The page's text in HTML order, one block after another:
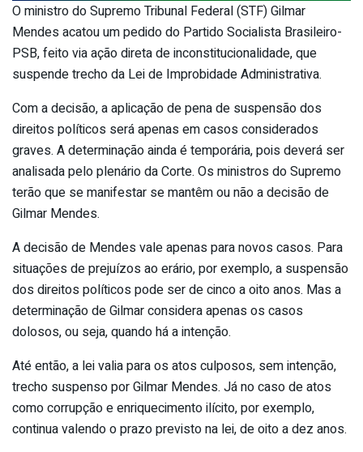
O ministro do Supremo Tribunal Federal (STF) Gilmar
Mendes acatou um pedido do Partido Socialista Brasileiro-
PSB, feito via ação direta de inconstitucionalidade, que
suspende trecho da Lei de Improbidade Administrativa.
Com a decisão, a aplicação de pena de suspensão dos
direitos políticos será apenas em casos considerados
graves. A determinação ainda é temporária, pois deverá ser
analisada pelo plenário da Corte. Os ministros do Supremo
terão que se manifestar se mantêm ou não a decisão de
Gilmar Mendes.
A decisão de Mendes vale apenas para novos casos. Para
situações de prejuízos ao erário, por exemplo, a suspensão
dos direitos políticos pode ser de cinco a oito anos. Mas a
determinação de Gilmar considera apenas os casos
dolosos, ou seja, quando há a intenção.
Até então, a lei valia para os atos culposos, sem intenção,
trecho suspenso por Gilmar Mendes. Já no caso de atos
como corrupção e enriquecimento ilícito, por exemplo,
continua valendo o prazo previsto na lei, de oito a dez anos.